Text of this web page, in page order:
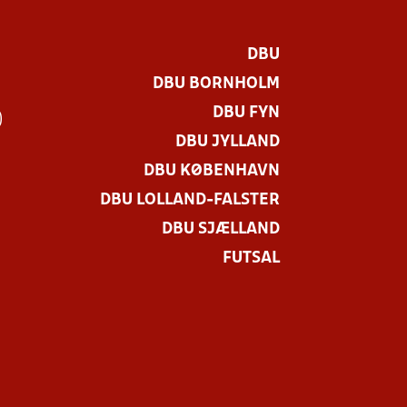
DBU
DBU BORNHOLM
DBU FYN
DBU JYLLAND
DBU KØBENHAVN
DBU LOLLAND-FALSTER
DBU SJÆLLAND
FUTSAL